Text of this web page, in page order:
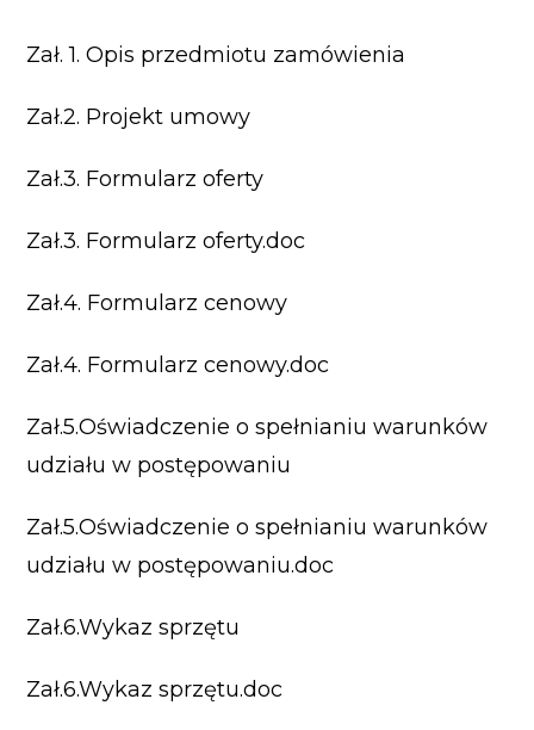
Zał. 1. Opis przedmiotu zamówienia
Zał.2. Projekt umowy
Zał.3. Formularz oferty
Zał.3. Formularz oferty.doc
Zał.4. Formularz cenowy
Zał.4. Formularz cenowy.doc
Zał.5.Oświadczenie o spełnianiu warunków
udziału w postępowaniu
Zał.5.Oświadczenie o spełnianiu warunków
udziału w postępowaniu.doc
Zał.6.Wykaz sprzętu
Zał.6.Wykaz sprzętu.doc